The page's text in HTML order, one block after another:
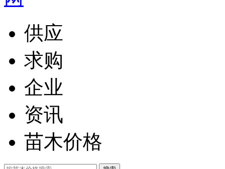
供应
求购
企业
资讯
苗木价格